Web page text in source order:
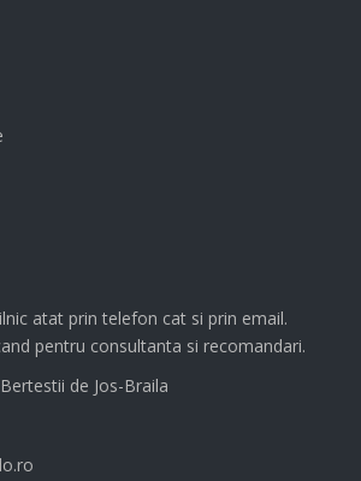
atat prin telefon cat si prin email.
pentru consultanta si recomandari.
de Jos-Braila